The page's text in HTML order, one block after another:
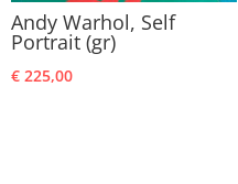
Andy Warhol, Self
Portrait (gr)
€ 225,00